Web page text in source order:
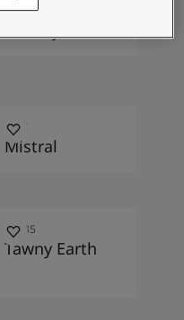
4011
Mistral
20235
Tawny Earth